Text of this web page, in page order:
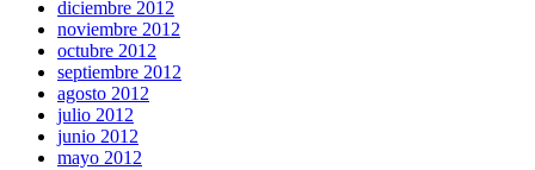
diciembre 2012
noviembre 2012
octubre 2012
septiembre 2012
agosto 2012
julio 2012
junio 2012
mayo 2012